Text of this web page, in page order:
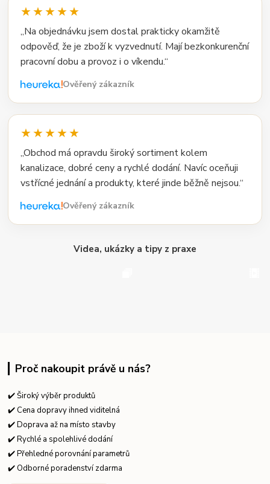
★★★★★
„Na objednávku jsem dostal prakticky okamžitě
odpověď, že je zboží k vyzvednutí. Mají bezkonkurenční
pracovní dobu a provoz i o víkendu.“
Ověřený zákazník
★★★★★
„Obchod má opravdu široký sortiment kolem
kanalizace, dobré ceny a rychlé dodání. Navíc oceňuji
vstřícné jednání a produkty, které jinde běžně nejsou.“
Ověřený zákazník
Videa, ukázky a tipy z praxe
Proč nakoupit právě u nás?
✔️ Široký výběr produktů
✔️ Cena dopravy ihned viditelná
✔️ Doprava až na místo stavby
✔️ Rychlé a spolehlivé dodání
✔️ Přehledné porovnání parametrů
✔️ Odborné poradenství zdarma